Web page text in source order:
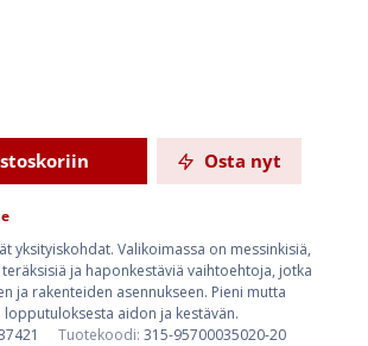
Osta nyt
yksityiskohdat. Valikoimassa on messinkisiä,
ja haponkestäviä vaihtoehtoja, jotka
ja rakenteiden asennukseen. Pieni mutta
aidon ja kestävän.
Tuotekoodi: 315-95700035020-20